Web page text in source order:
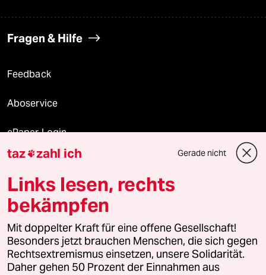
Fragen & Hilfe
Feedback
Aboservice
ePaper Login
Downloads für Abonnierende
© 2026 taz Verlags und Vertriebs GmbH
Alle Rechte vorbehalten. Bei rechtlichen Fragen oder für Genehmigungen
wenden Sie sich bitte an
lizenzen@taz.de
Feedback Redaktionsstatut Kommune-Richtlinien
taz zahl ich Gerade nicht
Links lesen, rechts
bekämpfen
Mit doppelter Kraft für eine offene Gesellschaft!
Besonders jetzt brauchen Menschen, die sich gegen
Rechtsextremismus einsetzen, unsere Solidarität.
Daher gehen 50 Prozent der Einnahmen aus